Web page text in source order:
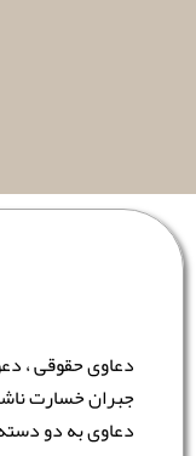
دعاوی حقوقی ،
جبران خسارت
دعاوی به دو